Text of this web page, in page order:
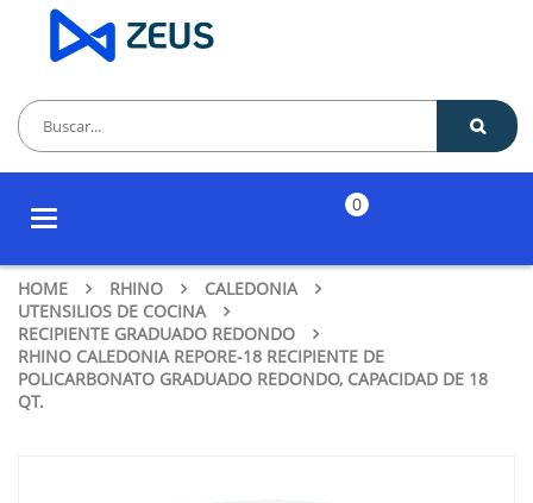
Toggle
0
HOME RHINO
CALEDONIA
UTENSILIOS DE COCINA
RECIPIENTE GRADUADO REDONDO
RHINO CALEDONIA REPORE-18 RECIPIENTE DE
POLICARBONATO GRADUADO REDONDO, CAPACIDAD DE 18
QT.